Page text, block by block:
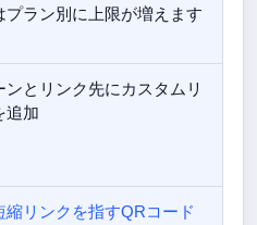
プラン別に上限が増えます
ンとリンク先にカスタムリ
追加
縮リンクを指すQRコード